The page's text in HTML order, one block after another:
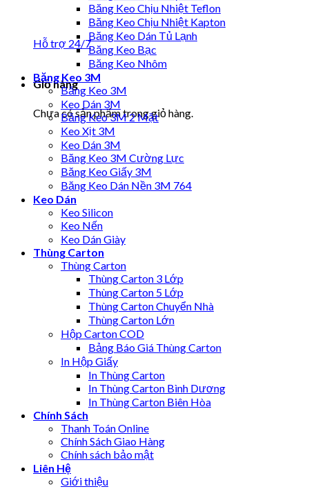
Hỗ trợ 24/7
Giỏ hàng
Chưa có sản phẩm trong giỏ hàng.
Băng Keo Chịu Nhiệt Teflon
Băng Keo Chịu Nhiệt Kapton
Băng Keo Dán Tủ Lạnh
Băng Keo Bạc
Băng Keo Nhôm
Băng Keo 3M
Băng Keo 3M
Keo Dán 3M
Băng Keo 3M 2 Mặt
Keo Xịt 3M
Keo Dán 3M
Băng Keo 3M Cường Lực
Băng Keo Giấy 3M
Băng Keo Dán Nền 3M 764
Keo Dán
Keo Silicon
Keo Nến
Keo Dán Giày
Thùng Carton
Thùng Carton
Thùng Carton 3 Lớp
Thùng Carton 5 Lớp
Thùng Carton Chuyển Nhà
Thùng Carton Lớn
Hộp Carton COD
Bảng Báo Giá Thùng Carton
In Hộp Giấy
In Thùng Carton
In Thùng Carton Bình Dương
In Thùng Carton Biên Hòa
Chính Sách
Thanh Toán Online
Chính Sách Giao Hàng
Chính sách bảo mật
Liên Hệ
Giới thiệu